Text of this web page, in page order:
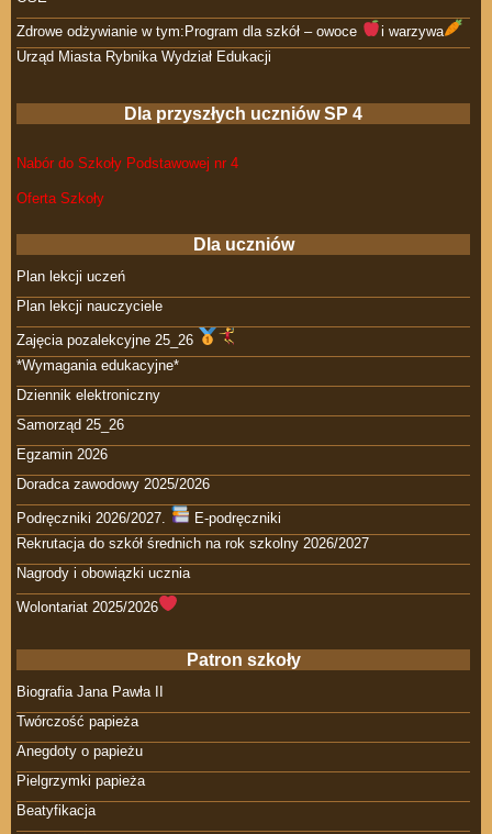
Zdrowe odżywianie w tym:Program dla szkół – owoce
i warzywa
Urząd Miasta Rybnika Wydział Edukacji
Dla przyszłych uczniów SP 4
Nabór do Szkoły Podstawowej nr 4
Oferta Szkoły
Dla uczniów
Plan lekcji uczeń
Plan lekcji nauczyciele
Zajęcia pozalekcyjne 25_26
*Wymagania edukacyjne*
Dziennik elektroniczny
Samorząd 25_26
Egzamin 2026
Doradca zawodowy 2025/2026
Podręczniki 2026/2027.
E-podręczniki
Rekrutacja do szkół średnich na rok szkolny 2026/2027
Nagrody i obowiązki ucznia
Wolontariat 2025/2026
Patron szkoły
Biografia Jana Pawła II
Twórczość papieża
Anegdoty o papieżu
Pielgrzymki papieża
Beatyfikacja